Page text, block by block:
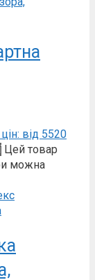
від 5520
Цей товар
можна